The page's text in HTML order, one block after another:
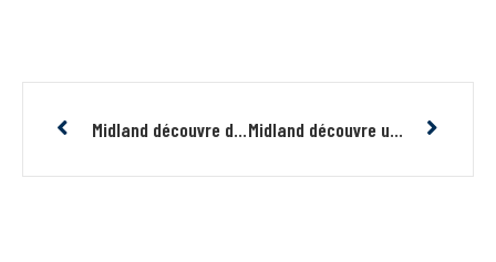
Midland découvre de nouvelles zones aurifères sur son projet Baie-James Or, avec jusqu’à 14,85 g/t Au en échantillon choisi Midland découvre un nouveau système minéralisé à Cuivre-Or-Molybdène-Argent à haute teneur d’au moins 700 mètres de long sur le projet Mythril à la Baie-James